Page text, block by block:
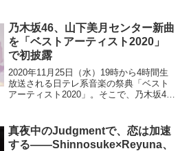
乃木坂46、山下美月センター新曲
を「ベストアーティスト2020」
で初披露
2020年11月25日（水）19時から4時間生
放送される日テレ系音楽の祭典「ベスト
アーティスト2020」。そこで、乃木坂46
護色」から約10ヶ月ぶりとなる最新シン
グルは...
真夜中のJudgmentで、恋は加速
する——Shinnosuke×Reyuna、